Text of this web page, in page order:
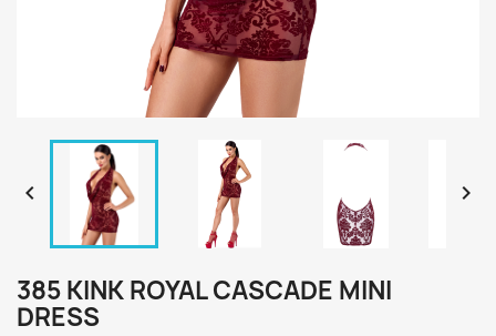
 
385 KINK ROYAL CASCADE MINI
DRESS